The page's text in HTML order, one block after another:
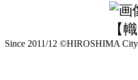
【
Since 2011/12 ©HIROSHIMA